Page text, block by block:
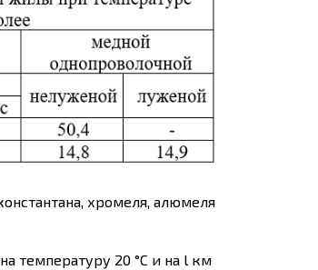
хромеля, алюмеля
температуру 20 °С и на l км